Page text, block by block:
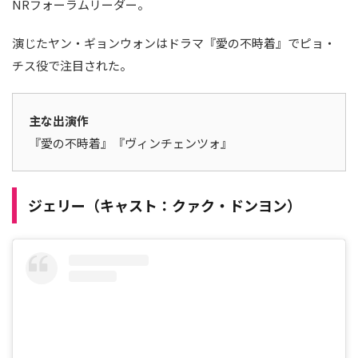
NRフォーラムリーダー。
演じたヤン・ギョンウォンはドラマ『愛の不時着』でピョ・
チス役で注目された。
主な出演作
『愛の不時着』『ヴィンチェンツォ』
ジェリー（キャスト：クァク・ドンヨン）